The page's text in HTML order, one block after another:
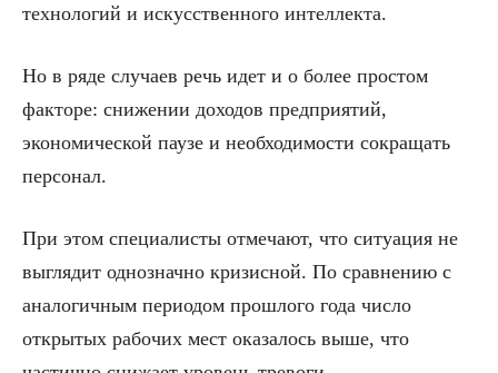
технологий и искусственного интеллекта.
Но в ряде случаев речь идет и о более простом
факторе: снижении доходов предприятий,
экономической паузе и необходимости сокращать
персонал.
При этом специалисты отмечают, что ситуация не
выглядит однозначно кризисной. По сравнению с
аналогичным периодом прошлого года число
открытых рабочих мест оказалось выше, что